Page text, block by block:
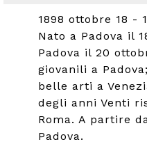
1898 ottobre 18 -
Nato a Padova il
Padova il 20
giovanili a
belle arti a
degli anni Venti
Roma. A partire
Padova.